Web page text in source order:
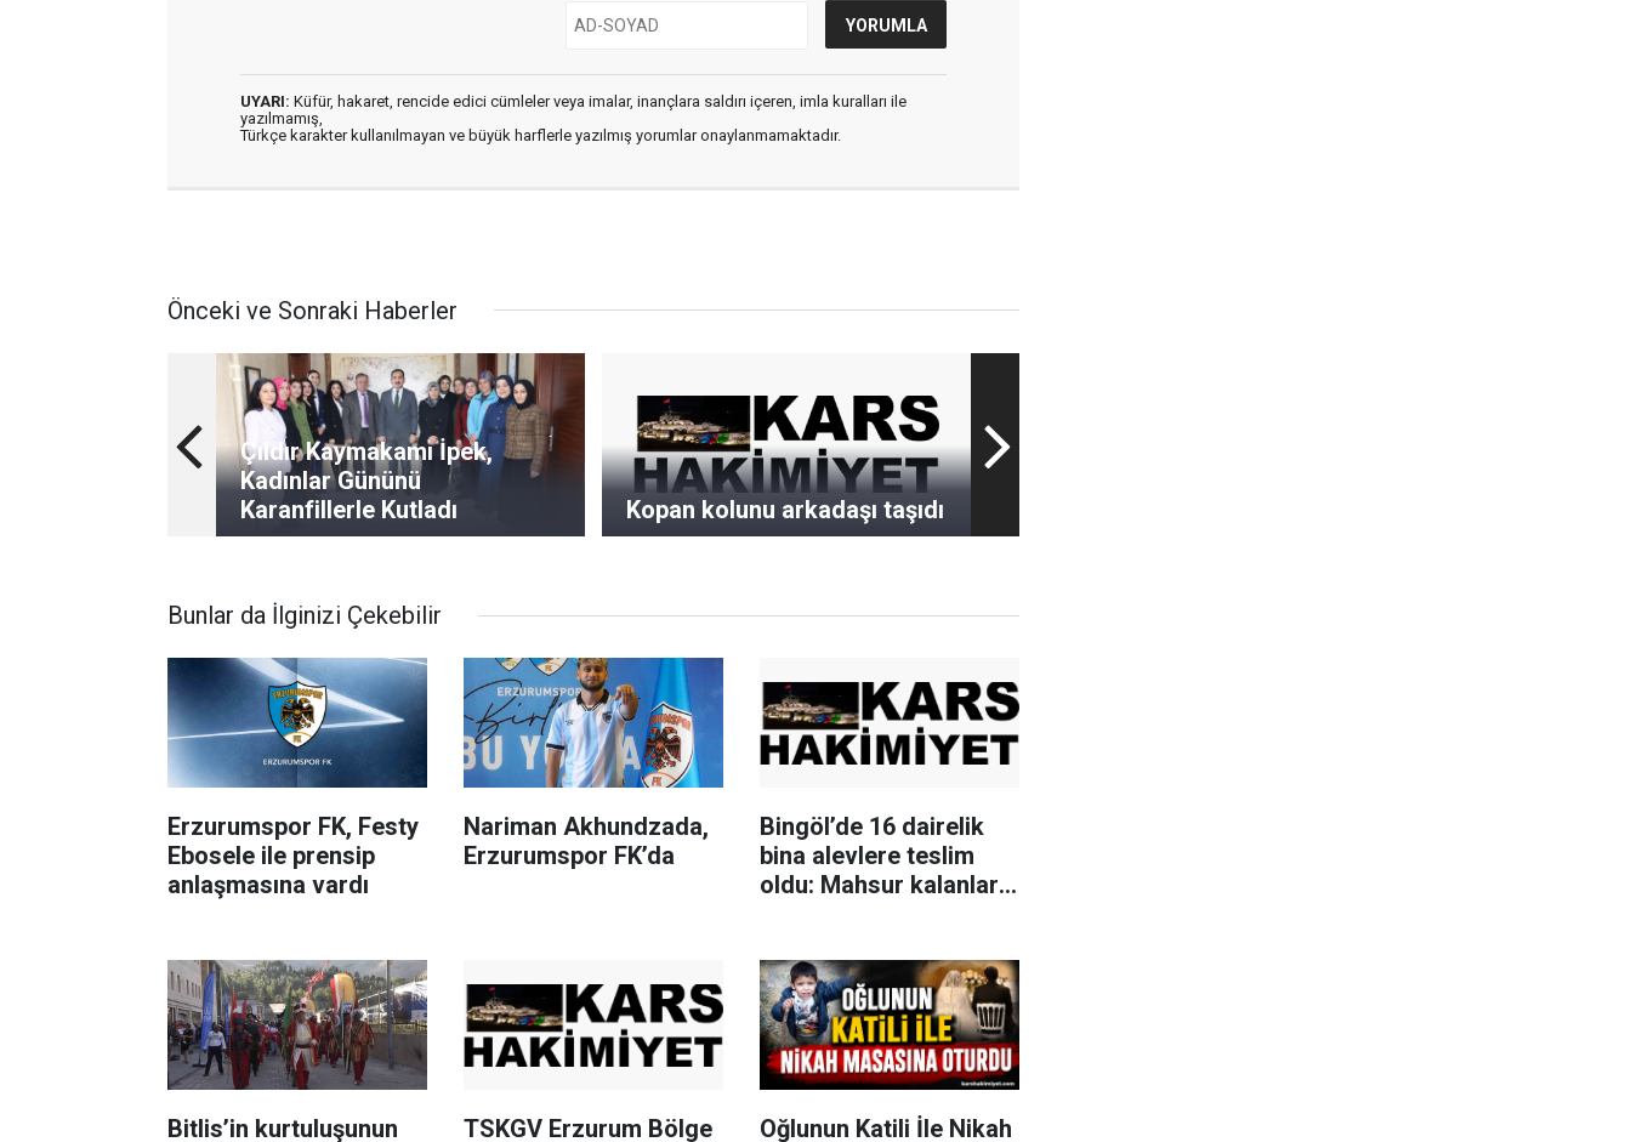
UYARI: Küfür, hakaret, rencide edici cümleler veya imalar, inançlara saldırı içeren, imla kuralları ile
yazılmamış,
Türkçe karakter kullanılmayan ve büyük harflerle yazılmış yorumlar onaylanmamaktadır.
Önceki ve Sonraki Haberler
Çıldır Kaymakamı İpek,
Kadınlar Gününü
Karanfillerle Kutladı
Kopan kolunu arkadaşı taşıdı
Bunlar da İlginizi Çekebilir
Erzurumspor FK, Festy
Ebosele ile prensip
anlaşmasına vardı
Nariman Akhundzada,
Erzurumspor FK’da
Bingöl’de 16 dairelik
bina alevlere teslim
oldu: Mahsur kalanları
Bitlis’in kurtuluşunun TSKGV Erzurum Bölge Oğlunun Katili İle Nikah